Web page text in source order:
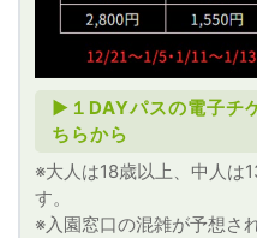
►１DAYパスの電子チ
ちらから
※大人は18歳以上、中人は
す。
※入園窓口の混雑が予想さ